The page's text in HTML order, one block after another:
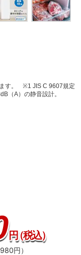
す。
※1 JIS C 9607規定
（A）の静音設計。
円（税込）
円）